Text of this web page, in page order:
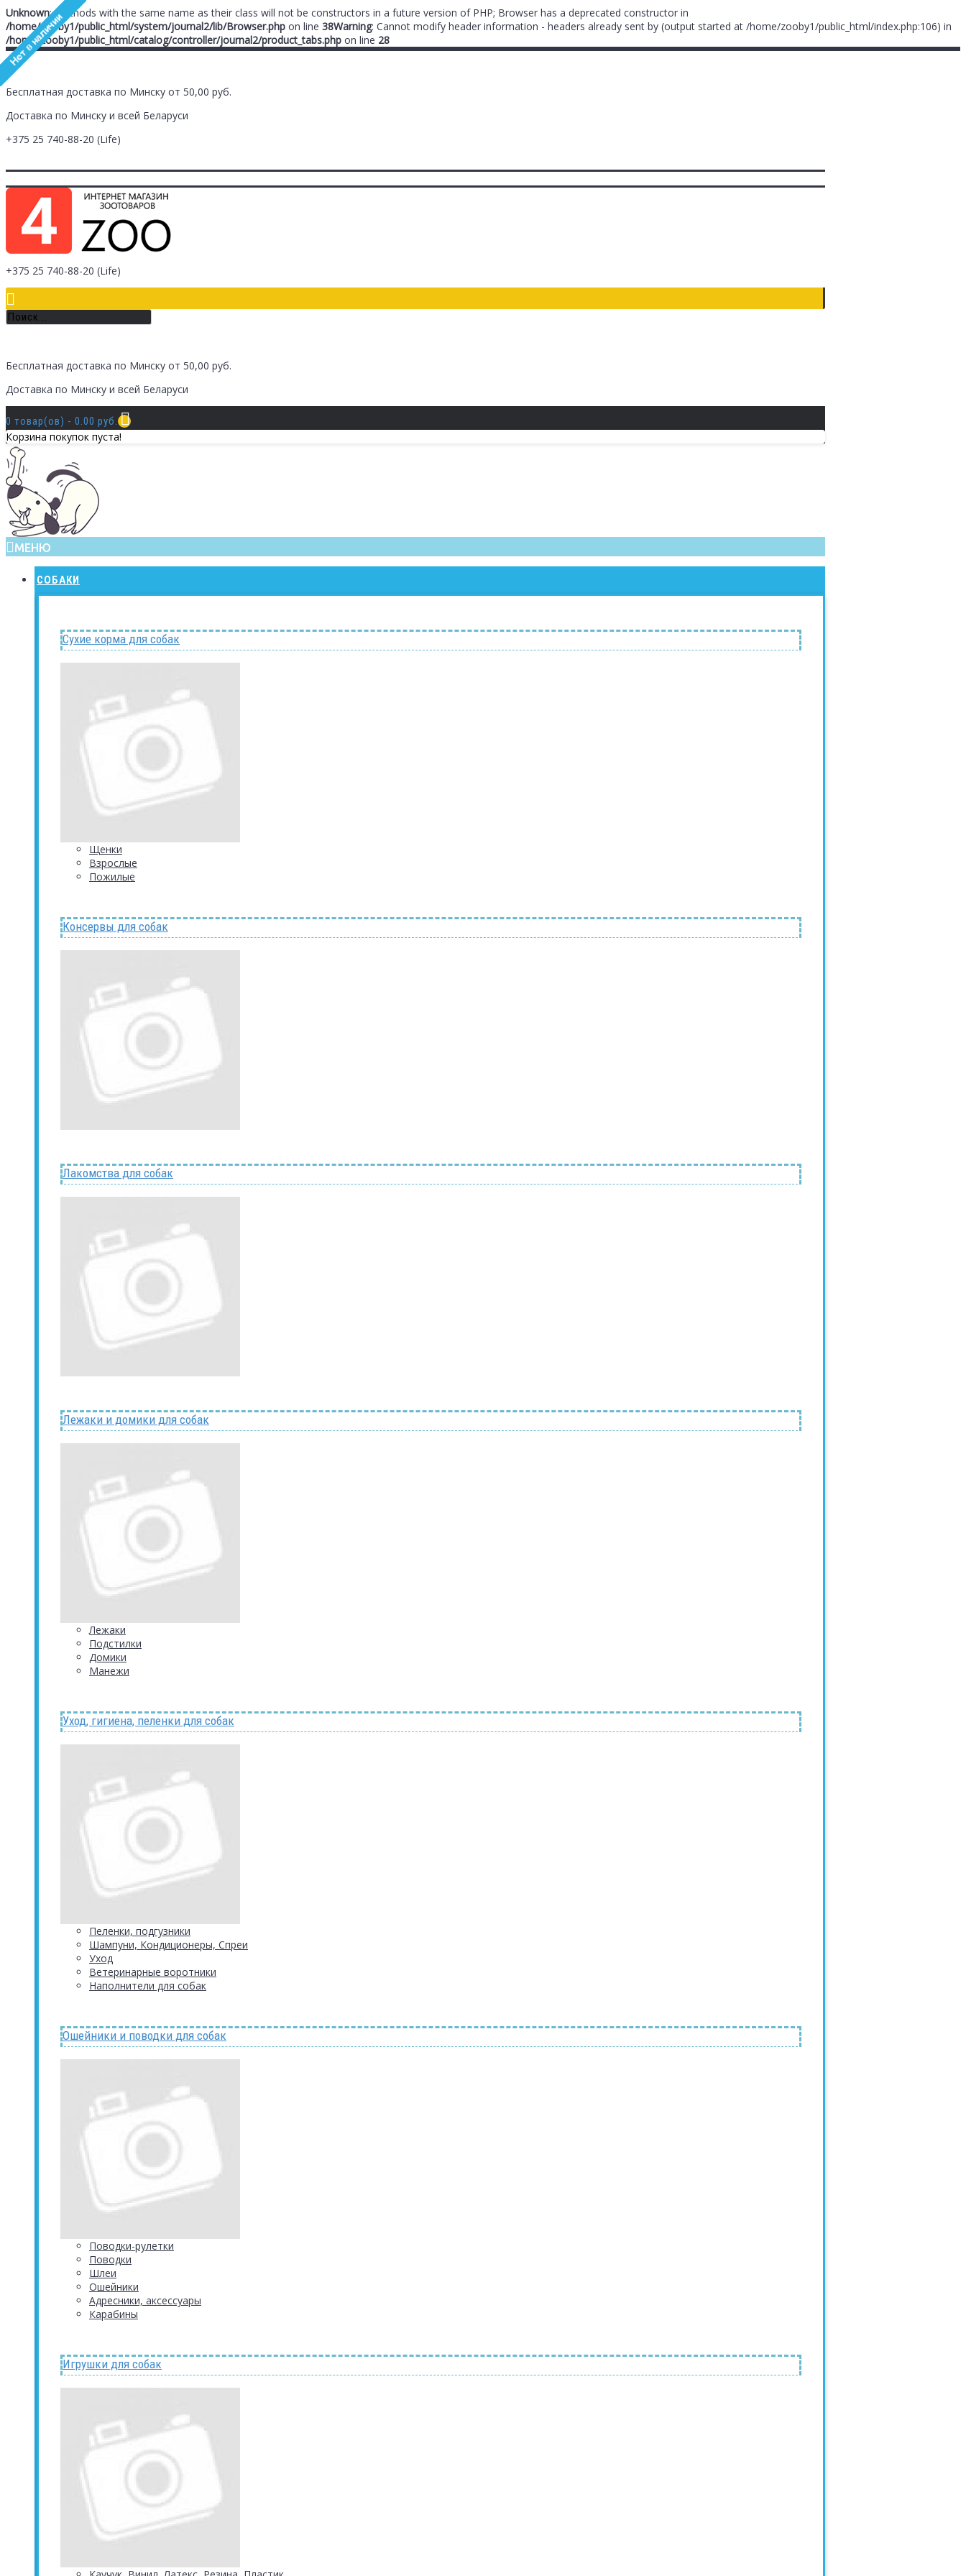
Unknown: Methods with the same name as their class will not be constructors in a future version of PHP; Browser has a deprecated constructor in
/home/zooby1/public_html/system/journal2/lib/Browser.php on line 38Warning: Cannot modify header information - headers already sent by (output started at /home/zooby1/public_html/index.php:106) in
/home/zooby1/public_html/catalog/controller/journal2/product_tabs.php on line 28
Бесплатная доставка по Минску от 50,00 руб.
Доставка по Минску и всей Беларуси
+375 25 740-88-20 (Life)
+375 25 740-88-20 (Life)
Бесплатная доставка по Минску от 50,00 руб.
Доставка по Минску и всей Беларуси
0 товар(ов) - 0.00 руб.
Корзина покупок пуста!
МЕНЮ
СОБАКИ
Сухие корма для собак
Щенки
Взрослые
Пожилые
Консервы для собак
Лакомства для собак
Лежаки и домики для собак
Лежаки
Подстилки
Домики
Манежи
Уход, гигиена, пеленки для собак
Пеленки, подгузники
Шампуни, Кондиционеры, Спреи
Уход
Ветеринарные воротники
Наполнители для собак
Ошейники и поводки для собак
Поводки-рулетки
Поводки
Шлеи
Ошейники
Адресники, аксессуары
Карабины
Игрушки для собак